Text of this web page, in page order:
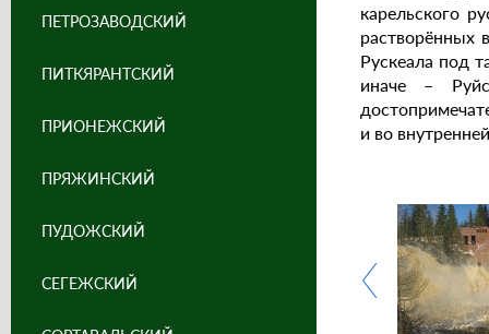
карельского
растворённых
Рускеала под
иначе –
и во
ПЕТРОЗАВОДСКИЙ
ПИТКЯРАНТСКИЙ
ПРИОНЕЖСКИЙ
ПРЯЖИНСКИЙ
ПУДОЖСКИЙ
СЕГЕЖСКИЙ